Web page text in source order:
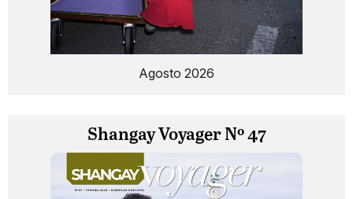
Agosto 2026
Shangay Voyager Nº 47